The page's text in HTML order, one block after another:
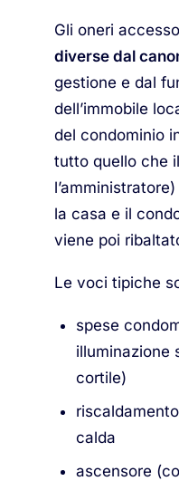
Gli oneri
diverse dal
gestione e dal
dell’immobile
del condominio
tutto quello che
la casa e il
viene poi
Le voci tipiche
spese
illuminazione
cortile)
calda
ascensore